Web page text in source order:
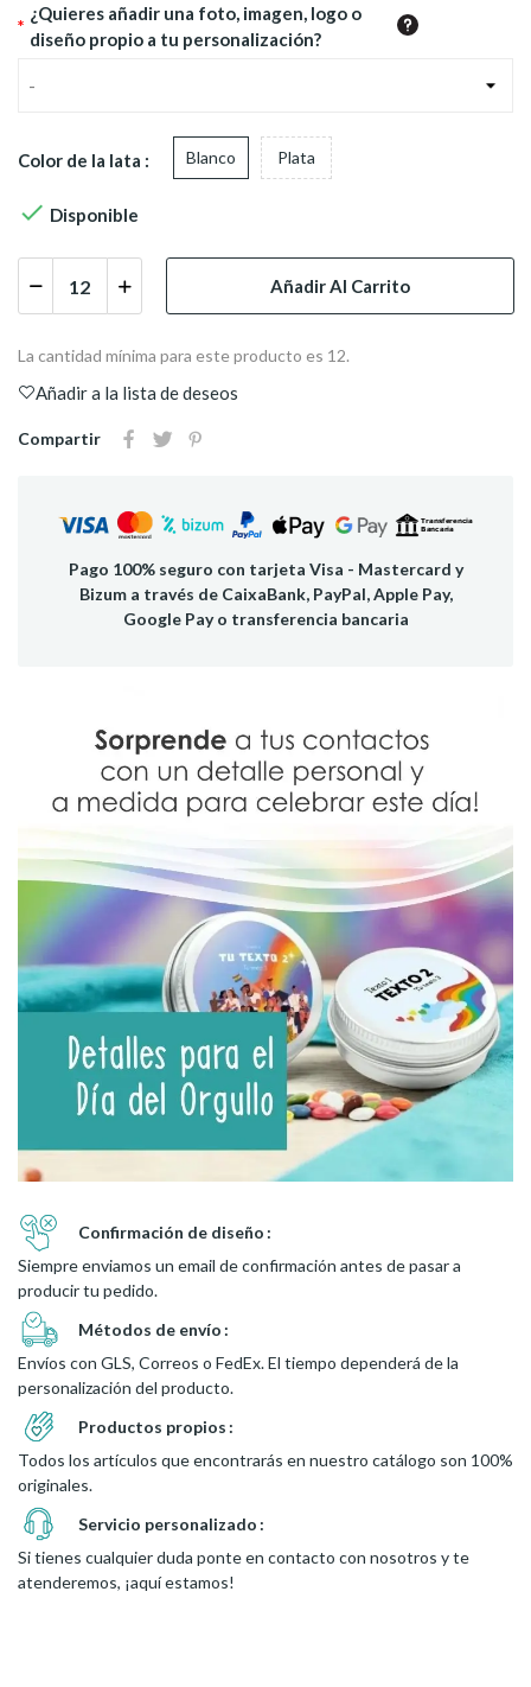
*
¿Quieres añadir una foto, imagen, logo o
diseño propio a tu personalización?
-
Color de la lata : Blanco Plata
 Disponible
Añadir Al Carrito
La cantidad mínima para este producto es 12.
Añadir a la lista de deseos
Compartir
Pago 100% seguro con tarjeta Visa - Mastercard y
Bizum a través de CaixaBank, PayPal, Apple Pay,
Google Pay o transferencia bancaria
Confirmación de diseño
Siempre enviamos un email de confirmación antes de pasar a
producir tu pedido.
Métodos de envío
Envíos con GLS, Correos o FedEx. El tiempo dependerá de la
personalización del producto.
Productos propios
Todos los artículos que encontrarás en nuestro catálogo son 100%
originales.
Servicio personalizado
Si tienes cualquier duda ponte en contacto con nosotros y te
atenderemos, ¡aquí estamos!